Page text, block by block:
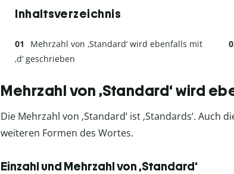
Inhaltsverzeichnis
Mehrzahl von ‚Standard‘ wird ebenfalls mit
‚d‘ geschrieben
Mehrzahl von ‚Standard‘ wird
Die Mehrzahl von ‚Standard‘ ist ‚Standards‘. Auch
weiteren Formen des Wortes.
Einzahl und Mehrzahl von ‚Standard‘